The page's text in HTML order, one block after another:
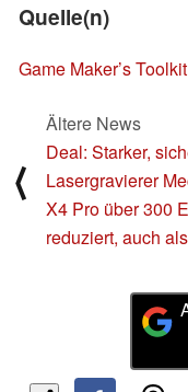
Quelle(n)
Game Maker’s Toolkit
⟨
Ältere News
Deal: Starker,
Lasergravierer
X4 Pro über 300
reduziert, auch